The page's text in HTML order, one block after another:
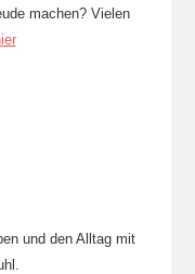
machen? Vielen
und den Alltag mit